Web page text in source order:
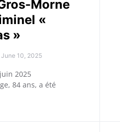
Morne
«
»
June 10, 2025
2025
84 ans, a été